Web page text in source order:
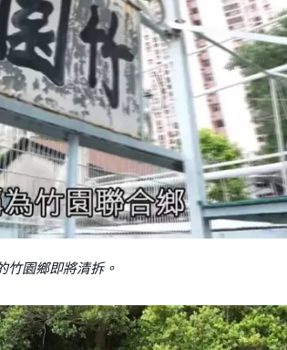
竹園鄉即將清拆。